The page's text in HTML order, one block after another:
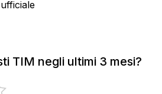
TIM negli ultimi 3 mesi?